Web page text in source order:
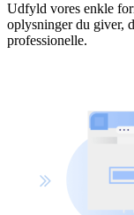
Udfyld vores enkle
oplysninger du giver,
professionelle.